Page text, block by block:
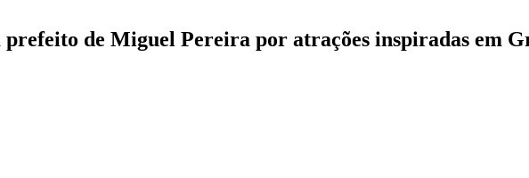
de Miguel Pereira por atrações inspiradas em